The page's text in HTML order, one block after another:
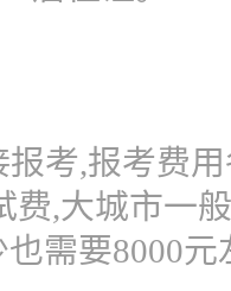
考,报考费
费,大城市一
需要8000元